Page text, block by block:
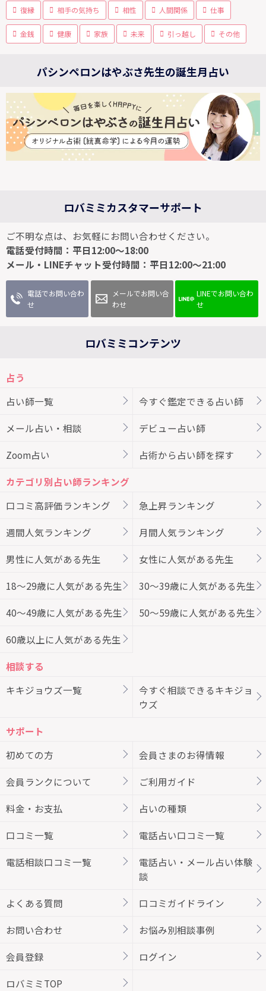
復縁 相手の気持ち 相性 人間関係 仕事
金銭 健康 家族 未来 引っ越し その他
パシンペロンはやぶさ先生の誕生月占い
ロバミミカスタマーサポート
ご不明な点は、お気軽にお問い合わせください。
電話受付時間：平日12:00～18:00
メール・LINEチャット受付時間：平日12:00～21:00
電話でお問い合わ
せ
メールでお問い合
わせ
LINEでお問い合わ
せ
ロバミミコンテンツ
占う
占い師一覧
今すぐ鑑定できる占い師
メール占い・相談 デビュー占い師
Zoom占い 占術から占い師を探す
カテゴリ別占い師ランキング
口コミ高評価ランキング
急上昇ランキング
週間人気ランキング 月間人気ランキング
男性に人気がある先生 女性に人気がある先生
18～29歳に人気がある先生 30～39歳に人気がある先生
40～49歳に人気がある先生 50～59歳に人気がある先生
60歳以上に人気がある先生
相談する
キキジョウズ一覧
今すぐ相談できるキキジョ
ウズ
サポート
初めての方
会員さまのお得情報
会員ランクについて ご利用ガイド
料金・お支払 占いの種類
口コミ一覧 電話占い口コミ一覧
電話相談口コミ一覧
電話占い・メール占い体験
談
よくある質問 口コミガイドライン
お問い合わせ お悩み別相談事例
会員登録 ログイン
ロバミミTOP